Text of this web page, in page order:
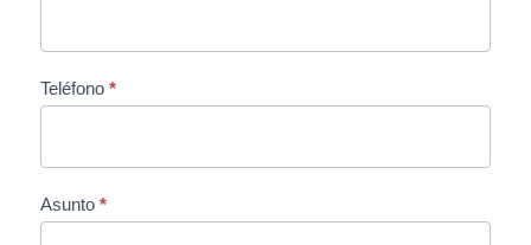
a
n
o
Teléfono *
Asunto *